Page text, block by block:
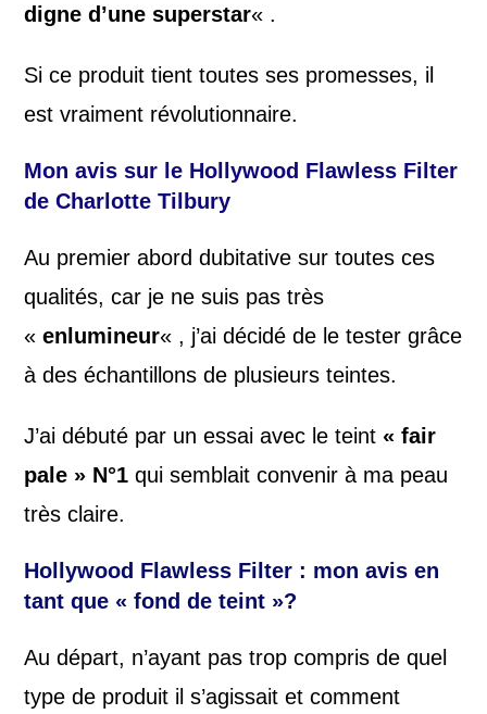
digne d’une superstar« .
Si ce produit tient toutes ses promesses, il
est vraiment révolutionnaire.
Mon avis sur le Hollywood Flawless Filter
de Charlotte Tilbury
Au premier abord dubitative sur toutes ces
qualités, car je ne suis pas très
«enlumineur« , j’ai décidé de le tester grâce
à des échantillons de plusieurs teintes.
J’ai débuté par un essai avec le teint « fair
pale » N°1 qui semblait convenir à ma peau
très claire.
Hollywood Flawless Filter : mon avis en
tant que « fond de teint »?
Au départ, n’ayant pas trop compris de quel
type de produit il s’agissait et comment